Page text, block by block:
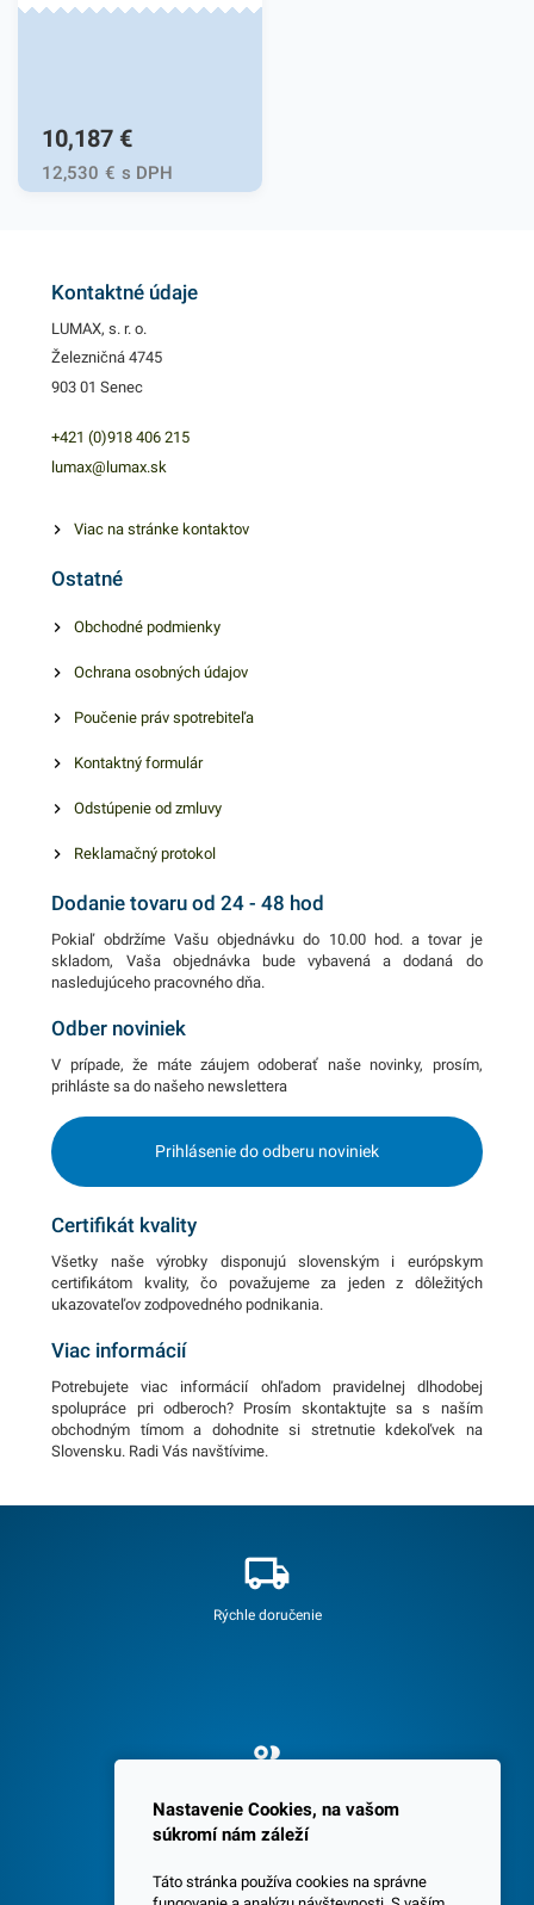
10,187 €
12,530 € s DPH
Kontaktné údaje
LUMAX, s. r. o.
Železničná 4745
903 01 Senec
+421 (0)918 406 215
lumax@lumax.sk
Viac na stránke kontaktov
Ostatné
Obchodné podmienky
Ochrana osobných údajov
Poučenie práv spotrebiteľa
Kontaktný formulár
Odstúpenie od zmluvy
Reklamačný protokol
Dodanie tovaru od 24 - 48 hod
Pokiaľ obdržíme Vašu objednávku do 10.00 hod. a tovar je
skladom, Vaša objednávka bude vybavená a dodaná do
nasledujúceho pracovného dňa.
Odber noviniek
V prípade, že máte záujem odoberať naše novinky, prosím,
prihláste sa do našeho newslettera
Prihlásenie do odberu noviniek
Certifikát kvality
Všetky naše výrobky disponujú slovenským i európskym
certifikátom kvality, čo považujeme za jeden z dôležitých
ukazovateľov zodpovedného podnikania.
Viac informácií
Potrebujete viac informácií ohľadom pravidelnej dlhodobej
spolupráce pri odberoch? Prosím skontaktujte sa s naším
obchodným tímom a dohodnite si stretnutie kdekoľvek na
Slovensku. Radi Vás navštívime.
Rýchle doručenie
Spokojných 3600 zákazníkov
Nastavenie Cookies, na vašom
súkromí nám záleží
Táto stránka používa cookies na správne